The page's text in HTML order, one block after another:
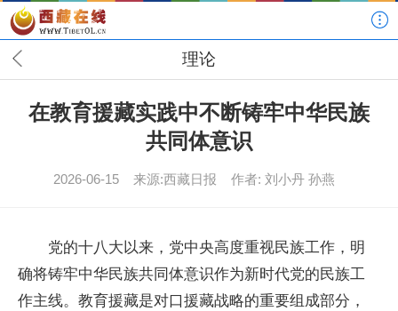
理论
在教育援藏实践中不断铸牢中华民族
共同体意识
2026-06-15 来源:西藏日报 作者: 刘小丹 孙燕
党的十八大以来，党中央高度重视民族工作，明
确将铸牢中华民族共同体意识作为新时代党的民族工
作主线。教育援藏是对口援藏战略的重要组成部分，